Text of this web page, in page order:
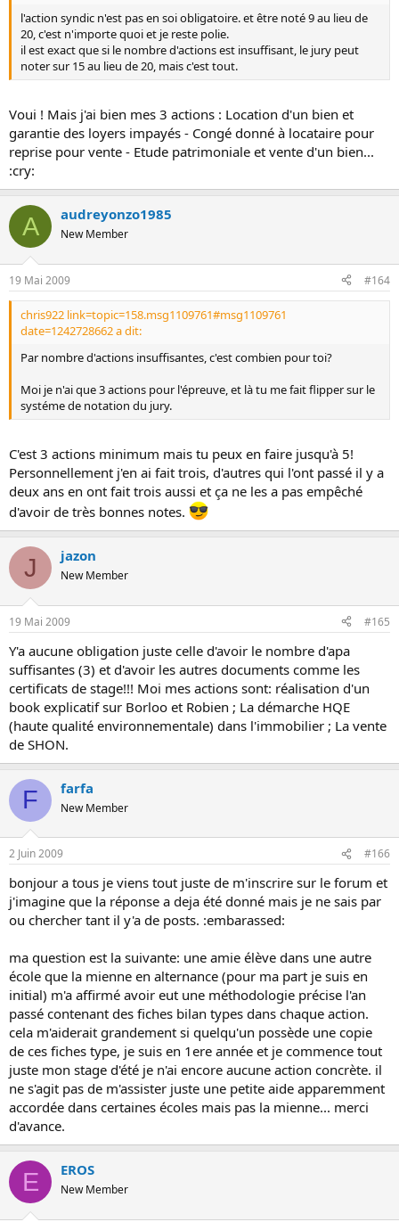
l'action syndic n'est pas en soi obligatoire. et être noté 9 au lieu de
20, c'est n'importe quoi et je reste polie.
il est exact que si le nombre d'actions est insuffisant, le jury peut
noter sur 15 au lieu de 20, mais c'est tout.
Voui ! Mais j'ai bien mes 3 actions : Location d'un bien et
garantie des loyers impayés - Congé donné à locataire pour
reprise pour vente - Etude patrimoniale et vente d'un bien...
:cry:
A audreyonzo1985
New Member
19 Mai 2009 #164
chris922 link=topic=158.msg1109761#msg1109761
date=1242728662 a dit:
Par nombre d'actions insuffisantes, c'est combien pour toi?
Moi je n'ai que 3 actions pour l'épreuve, et là tu me fait flipper sur le
systéme de notation du jury.
C'est 3 actions minimum mais tu peux en faire jusqu'à 5!
Personnellement j'en ai fait trois, d'autres qui l'ont passé il y a
deux ans en ont fait trois aussi et ça ne les a pas empêché
d'avoir de très bonnes notes.
J jazon
New Member
19 Mai 2009 #165
Y'a aucune obligation juste celle d'avoir le nombre d'apa
suffisantes (3) et d'avoir les autres documents comme les
certificats de stage!!! Moi mes actions sont: réalisation d'un
book explicatif sur Borloo et Robien ; La démarche HQE
(haute qualité environnementale) dans l'immobilier ; La vente
de SHON.
F farfa
New Member
2 Juin 2009 #166
bonjour a tous je viens tout juste de m'inscrire sur le forum et
j'imagine que la réponse a deja été donné mais je ne sais par
ou chercher tant il y'a de posts. :embarassed:
ma question est la suivante: une amie élève dans une autre
école que la mienne en alternance (pour ma part je suis en
initial) m'a affirmé avoir eut une méthodologie précise l'an
passé contenant des fiches bilan types dans chaque action.
cela m'aiderait grandement si quelqu'un possède une copie
de ces fiches type, je suis en 1ere année et je commence tout
juste mon stage d'été je n'ai encore aucune action concrète. il
ne s'agit pas de m'assister juste une petite aide apparemment
accordée dans certaines écoles mais pas la mienne... merci
d'avance.
E EROS
New Member